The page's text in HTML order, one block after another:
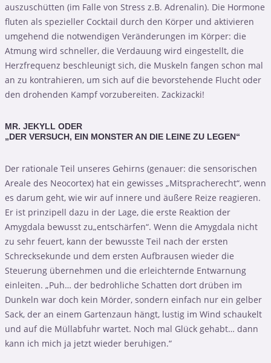
auszuschütten (im Falle von Stress z.B. Adrenalin). Die Hormone
fluten als spezieller Cocktail durch den Körper und aktivieren
umgehend die notwendigen Veränderungen im Körper: die
Atmung wird schneller, die Verdauung wird eingestellt, die
Herzfrequenz beschleunigt sich, die Muskeln fangen schon mal
an zu kontrahieren, um sich auf die bevorstehende Flucht oder
den drohenden Kampf vorzubereiten. Zackizacki!
MR. JEKYLL ODER
„DER VERSUCH, EIN MONSTER AN DIE LEINE ZU LEGEN“
Der rationale Teil unseres Gehirns (genauer: die sensorischen
Areale des Neocortex) hat ein gewisses „Mitspracherecht“, wenn
es darum geht, wie wir auf innere und äußere Reize reagieren.
Er ist prinzipell dazu in der Lage, die erste Reaktion der
Amygdala bewusst zu„entschärfen“. Wenn die Amygdala nicht
zu sehr feuert, kann der bewusste Teil nach der ersten
Schrecksekunde und dem ersten Aufbrausen wieder die
Steuerung übernehmen und die erleichternde Entwarnung
einleiten. „Puh… der bedrohliche Schatten dort drüben im
Dunkeln war doch kein Mörder, sondern einfach nur ein gelber
Sack, der an einem Gartenzaun hängt, lustig im Wind schaukelt
und auf die Müllabfuhr wartet. Noch mal Glück gehabt… dann
kann ich mich ja jetzt wieder beruhigen.“